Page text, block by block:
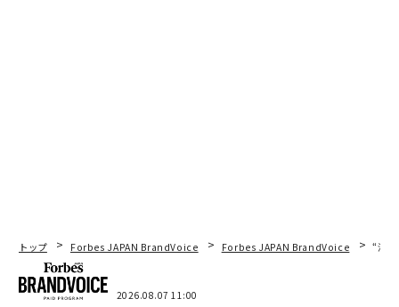
トップ Forbes JAPAN BrandVoice Forbes JAPAN BrandVoice “泊
2026.08.07 11:00